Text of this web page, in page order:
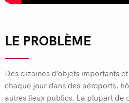
LE PROBLÈME
Des dizaines d’objets importants
chaque jour dans des aéroports,
autres lieux publics. La plupart de